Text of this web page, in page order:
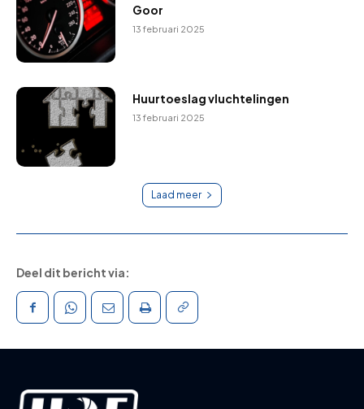
Goor
13 februari 2025
Huurtoeslag vluchtelingen
13 februari 2025
Laad meer
Deel dit bericht via: